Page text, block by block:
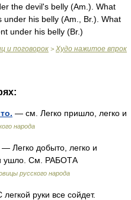
the devil's belly (Am. ). What
under his belly (Am. Br.). What
under his belly (Br.)
и поговорок > Худо нажитое впрок
— см. Легко пришло, легко и
народа
— Легко добыто, легко и
ушло. См. РАБОТА
русского народа
руки все сойдет.